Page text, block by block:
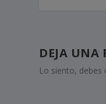
DEJA UNA
Lo siento, debes